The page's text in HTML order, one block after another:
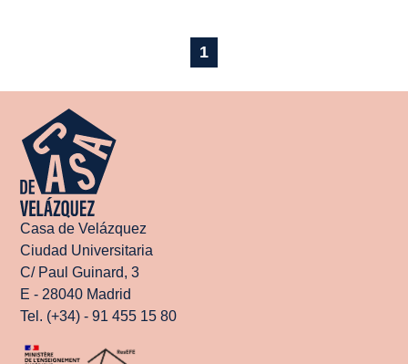
1
Casa de Velázquez
Ciudad Universitaria
C/ Paul Guinard, 3
E - 28040 Madrid
Tel. (+34) - 91 455 15 80